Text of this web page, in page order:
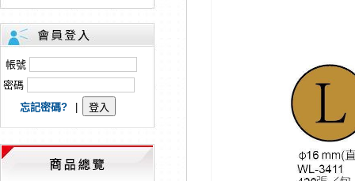
本網站免費註冊，所標示的商品單價皆為“未稅價格”；本公司保有是否接單出
HP、EPSON、CANON原廠耗材價格浮動，下單前請先跟客服人員確認最新
本網站免費註冊，所標示的商品單價皆為“未稅價格”；本公司保有是否接單出
匯款客戶請注意！因商品繁複來不及發現短缺，遂待客服人員跟您確認訂單
本網站免費註冊，所標示的商品單價皆為“未稅價格”；本公司保有是否接單出
帳號
密碼
忘記密碼?